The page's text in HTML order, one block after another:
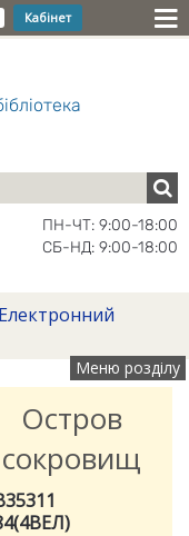
Кабінет
ПН-ЧТ: 9:00-18:00
СБ-НД: 9:00-18:00
Електронний
Меню розділу
Остров
сокровищ